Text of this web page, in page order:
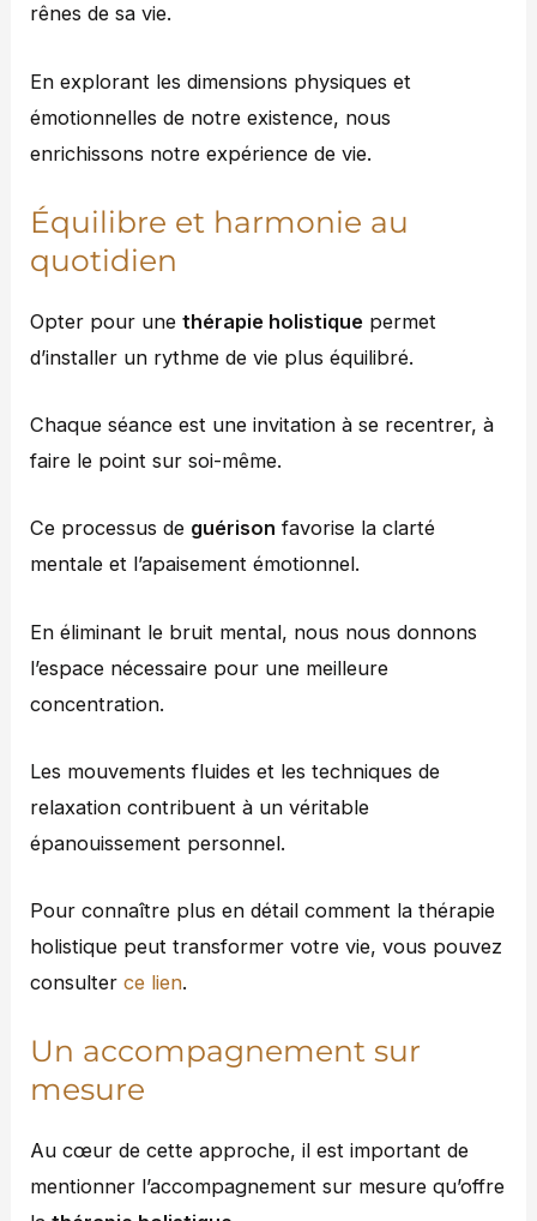
rênes de sa vie.
En explorant les dimensions physiques et
émotionnelles de notre existence, nous
enrichissons notre expérience de vie.
Équilibre et harmonie au
quotidien
Opter pour unethérapie holistique permet
d’installer un rythme de vie plus équilibré.
Chaque séance est une invitation à se recentrer, à
faire le point sur soi-même.
Ce processus de guérison favorise la clarté
mentale et l’apaisement émotionnel.
En éliminant le bruit mental, nous nous donnons
l’espace nécessaire pour une meilleure
concentration.
Les mouvements fluides et les techniques de
relaxation contribuent à un véritable
épanouissement personnel.
Pour connaître plus en détail comment la thérapie
holistique peut transformer votre vie, vous pouvez
consulterce lien.
Un accompagnement sur
mesure
Au cœur de cette approche, il est important de
mentionner l’accompagnement sur mesure qu’offre